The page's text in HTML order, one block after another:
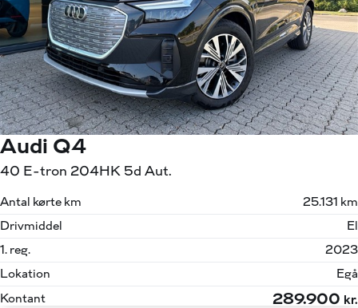
Audi Q4
40 E-tron 204HK 5d Aut.
Antal kørte km
25.131 km
Drivmiddel
El
1. reg.
2023
Lokation
Egå
Kontant
289.900 kr.